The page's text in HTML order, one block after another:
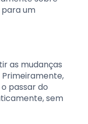
um
as mudanças
Primeiramente,
passar do
sem